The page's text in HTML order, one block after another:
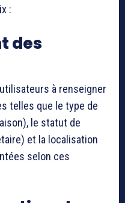
:
des
à renseigner
telles que le type de
le statut de
et la localisation
selon ces